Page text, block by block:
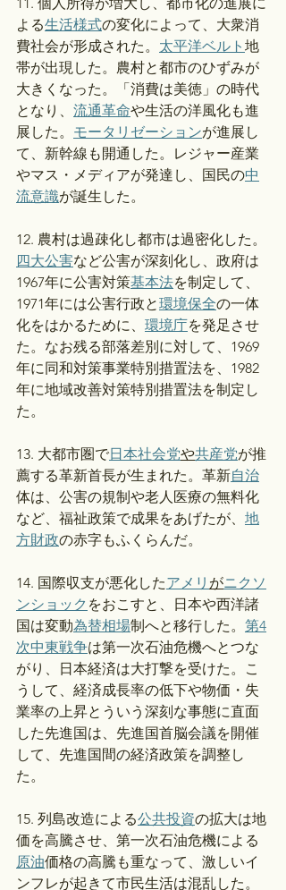
よる生活様式の変化によって、大衆消
費社会が形成された。 太平洋ベルト 地
帯が出現した。農村と都市のひずみが
大きくなった。「消費は美徳」の時代
となり、 流通革命や生活の洋風化も進
展した。 モータリゼーションが進展し
て、新幹線も開通した。レジャー産業
やマス・メディアが発達し、国民の中
流意識が誕生した。
12. 農村は過疎化し都市は過密化した。
四大公害など公害が深刻化し、政府は
1967年に公害対策基本法を制定して、
1971年には公害行政と環境保全の一体
化をはかるために、 環境庁を発足させ
た。なお残る部落差別に対して、1969
年に同和対策事業特別措置法を、1982
年に地域改善対策特別措置法を制定し
た。
13. 大都市圏で日本社会党や共産党が推
薦する革新首長が生まれた。革新自治
体は、公害の規制や老人医療の無料化
など、福祉政策で成果をあげたが、 地
方財政の赤字もふくらんだ。
14. 国際収支が悪化したアメリ がニクソ
ンショック をおこすと、日本や西洋諸
国は変動為替相場制へと移行した。 第4
次中東戦争は第一次石油危機へとつな
がり、日本経済は大打撃を受けた。こ
うして、経済成長率の低下や物価・失
業率の上昇とういう深刻な事態に直面
した先進国は、先進国首脳会議を開催
して、先進国間の経済政策を調整し
た。
15. 列島改造による公共投資の拡大は地
価を高騰させ、第一次石油危機による
原油価格の高騰も重なって、激しいイ
ンフレが起きて市民生活は混乱した。